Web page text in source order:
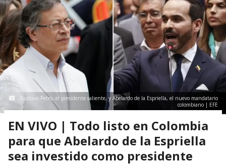
Gustavo Petro, el presidente saliente, y Abelardo de la Espriella, el nuevo mandatario
colombiano | EFE
EN VIVO | Todo listo en Colombia
para que Abelardo de la Espriella
sea investido como presidente